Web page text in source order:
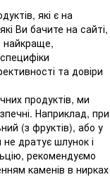
які є на
Ви бачите на сайті,
найкраще,
та довіри
продуктів, ми
Наприклад, при
(з фруктів), або у
дратує шлунок і
рекомендуємо
каменів в нирках